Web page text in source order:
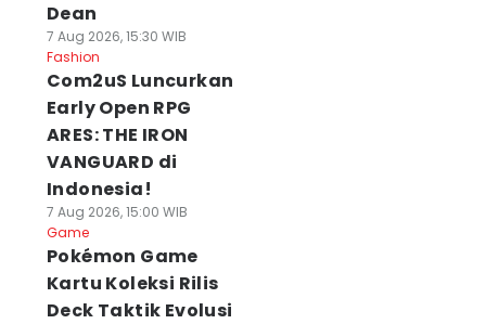
Dean
7 Aug 2026, 15:30 WIB
Fashion
Com2uS Luncurkan
Early Open RPG
ARES: THE IRON
VANGUARD di
Indonesia!
7 Aug 2026, 15:00 WIB
Game
Pokémon Game
Kartu Koleksi Rilis
Deck Taktik Evolusi